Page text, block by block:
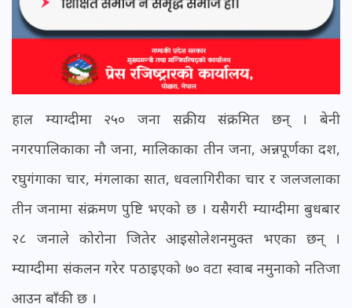
हाल म्याग्दीमा २५० जना सक्रीय संक्रमित छन् । बेनी
नगरपालिकाका नौ जना, मालिकाका तीन जना, अन्नपूर्णका दश,
रघुगंगाका चार, मंगलाका सात, धवलागिरीका चार र जलजलाका
तीन जनामा संक्रमण पुष्टि भएको छ । यसैगरी म्याग्दीमा बुधबार
२८ जनाले कोरोना जितेर आइसोलेशनमुक्त भएका छन् ।
म्याग्दीमा संकलन गरेर पठाइएको ७० वटा स्वाब नमुनाको नतिजा
आउन बाँकी छ ।